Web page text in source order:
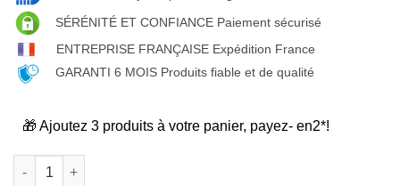
SÉRÉNITÉ ET CONFIANCE Paiement sécurisé
ENTREPRISE FRANÇAISE Expédition France
GARANTI 6 MOIS Produits fiable et de qualité
🎁 Ajoutez 3 produits à votre panier, payez- en2*!
quantité de Lot de 2: câble chargeur/synchronisation micro